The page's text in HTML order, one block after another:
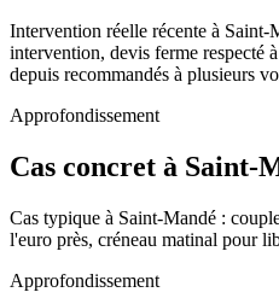
Intervention réelle récente à Saint-
intervention, devis ferme respecté
depuis recommandés à plusieurs
Approfondissement
Cas concret à Saint-
Cas typique à Saint-Mandé :
l'euro près, créneau matinal pour
Approfondissement